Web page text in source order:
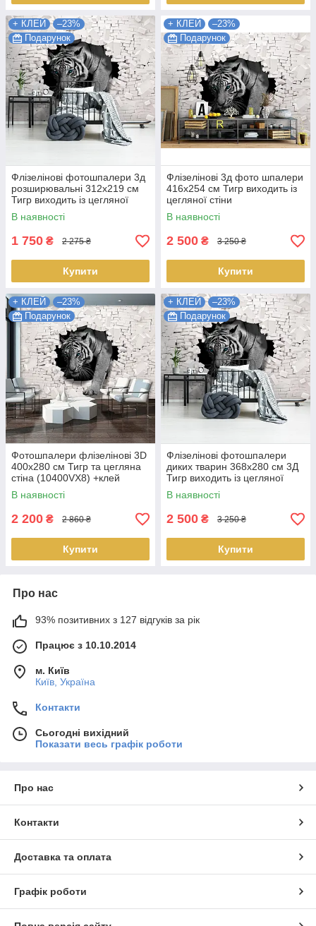
+ КЛЕЙ
–23%
Подарунок
Флізелінові фотошпалери 3д
розширювальні 312х219 см
Тигр виходить із цегляної
стіни (10400VEXXL)+ клей
Найкраща якість
В наявності
1 750 ₴ 2 275 ₴
Купити
+ КЛЕЙ
–23%
Подарунок
Флізелінові 3д фото шпалери
416х254 см Тигр виходить із
цегляної стіни
(10400VEXXXL) Найкраща
якість
В наявності
2 500 ₴ 3 250 ₴
Купити
+ КЛЕЙ
–23%
Подарунок
Фотошпалери флізелінові 3D
400х280 см Тигр та цегляна
стіна (10400VX8) +клей
Найкраща якість
В наявності
2 200 ₴ 2 860 ₴
Купити
+ КЛЕЙ
–23%
Подарунок
Флізелінові фотошпалери
диких тварин 368x280 см 3Д
Тигр виходить із цегляної
стіни + клей Найкраща якість
В наявності
2 500 ₴ 3 250 ₴
Купити
Про нас
93% позитивних з 127 відгуків за рік
Працює з 10.10.2014
м. Київ
Київ, Україна
Контакти
Сьогодні вихідний
Показати весь графік роботи
Про нас
Контакти
Доставка та оплата
Графік роботи